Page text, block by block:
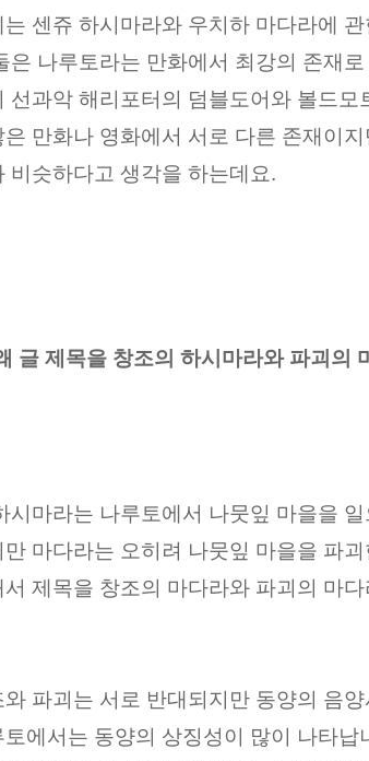
는 센쥬 하시마라와 우치하 마다라에
은 나루토라는 만화에서 최강의 존재
선과악 해리포터의 덤블도어와 볼드모
은 만화나 영화에서 서로 다른 존재이
비슷하다고 생각을 하는데요.
글 제목을 창조의 하시마라와 파괴의
시마라는 나루토에서 나뭇잎 마을을
만 마다라는 오히려 나뭇잎 마을을 파
서 제목을 창조의 마다라와 파괴의 마
와 파괴는 서로 반대되지만 동양의 음
토에서는 동양의 상징성이 많이 나타납